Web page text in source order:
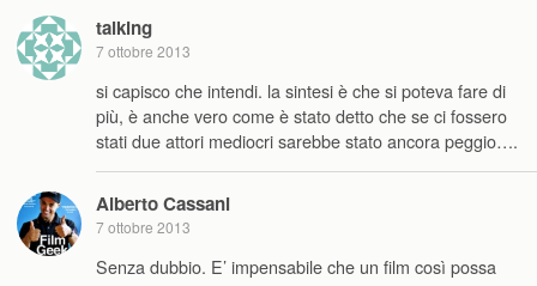
talking
7 ottobre 2013
si capisco che intendi. la sintesi è che si poteva fare di
più, è anche vero come è stato detto che se ci fossero
stati due attori mediocri sarebbe stato ancora peggio….
Alberto Cassani
7 ottobre 2013
Senza dubbio. E’ impensabile che un film così possa